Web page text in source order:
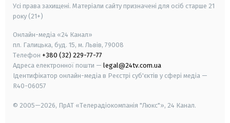
Усі права захищені. Матеріали сайту призначені для осіб старше 21
року (21+)
Онлайн-медіа «24 Канал»
пл. Галицька, буд. 15, м. Львів, 79008
Телефон +380 (32) 229-77-77
Адреса електронної пошти — legal@24tv.com.ua
Ідентифікатор онлайн-медіа в Реєстрі суб'єктів у сфері медіа —
R40-06057
© 2005—2026, ПрАТ «Телерадіокомпанія "Люкс"», 24 Канал.